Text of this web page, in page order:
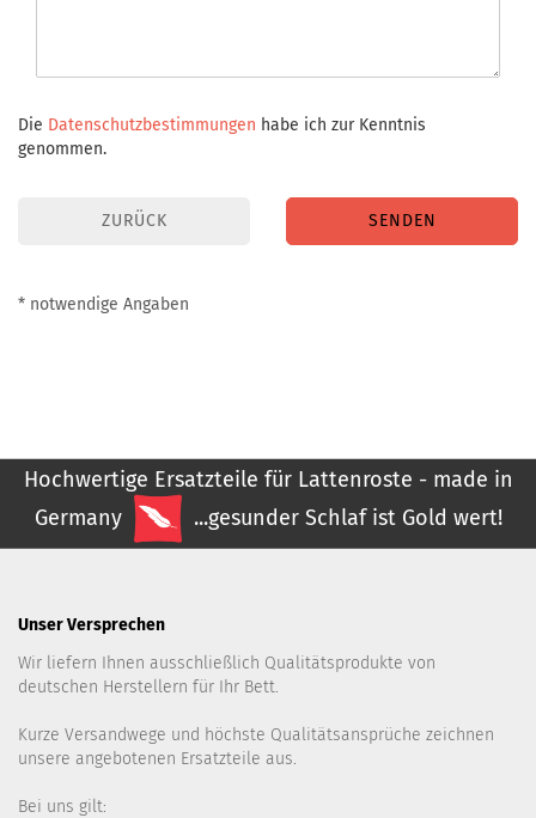
DATENSCHUTZBESTIMMUNGEN
Die Datenschutzbestimmungen habe ich zur Kenntnis
genommen.
ZURÜCK SENDEN
* notwendige Angaben
Hochwertige Ersatzteile für Lattenroste - made in
Germany
...gesunder Schlaf ist Gold wert!
Unser Versprechen
Wir liefern Ihnen ausschließlich Qualitätsprodukte von
deutschen Herstellern für Ihr Bett.
Kurze Versandwege und höchste Qualitätsansprüche zeichnen
unsere angebotenen Ersatzteile aus.
Bei uns gilt: